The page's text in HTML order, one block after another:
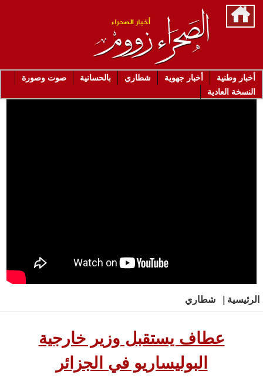
أخبار وطنية أخبار جهوية شطاري بالحسانية
صوت وصورة
النسخة العادية
الرئيسية شطاري
عطاف يستقبل وزير خارجية
البوليساريو في الجزائر